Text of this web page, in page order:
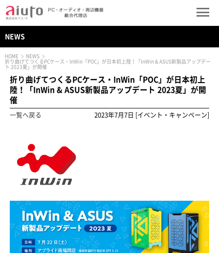
NEWS
HOME
NEWS
折り曲げてつくるPCケース・InWin「POC」が日本初上陸！「InWin & ASUS新製品アップデー
ト 2023夏」が開催
折り曲げてつくるPCケース・InWin「POC」が日本初上
陸！「InWin & ASUS新製品アップデート 2023夏」が開
催
一覧へ戻る 2023年7月7日 [イベント・キャンペーン]